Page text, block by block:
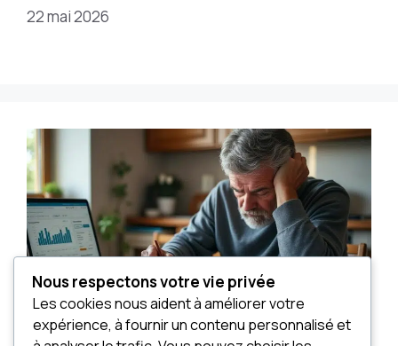
22 mai 2026
Nous respectons votre vie privée
Les cookies nous aident à améliorer votre
expérience, à fournir un contenu personnalisé et